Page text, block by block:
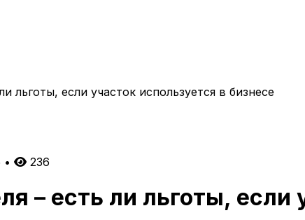
льготы, если участок используется в бизнесе
• 236
– есть ли льготы, если